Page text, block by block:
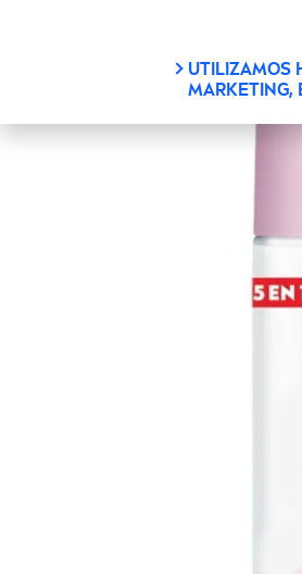
UTILIZAMOS
MARKETING,